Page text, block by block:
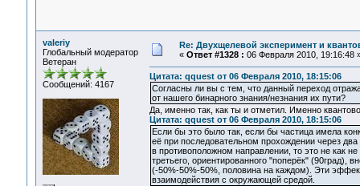
valeriy
Глобальный модератор
Ветеран
Сообщений: 4167
Re: Двухщелевой эксперимент и
« Ответ #1328 : 06 Февраля 2010, 19:16:48
Цитата: qquest от 06 Февраля 2010, 18:15:06
Согласны ли вы с тем, что данный переход
от нашего бинарного знания/незнания их пути?
Да, именно так, как ты и отметил. Именно
Цитата: qquest от 06 Февраля 2010, 18:15:06
Если бы это было так, если бы частица имела
её при последовательном прохождении через
в противоположном направлении, то это не как
третьего, ориентированного "поперёк" (90град),
(-50%-50%-50%, половина на каждом). Эти
взаимодействия с окружающей средой.